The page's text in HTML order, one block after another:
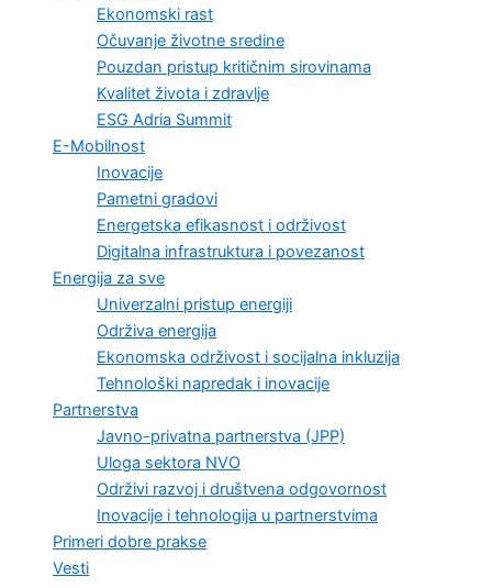
Ekonomski rast
Očuvanje životne sredine
Pouzdan pristup kritičnim sirovinama
Kvalitet života i zdravlje
ESG Adria Summit
E-Mobilnost
Inovacije
Pametni gradovi
Energetska efikasnost i održivost
Digitalna infrastruktura i povezanost
Energija za sve
Univerzalni pristup energiji
Održiva energija
Ekonomska održivost i socijalna inkluzija
Tehnološki napredak i inovacije
Partnerstva
Javno-privatna partnerstva (JPP)
Uloga sektora NVO
Održivi razvoj i društvena odgovornost
Inovacije i tehnologija u partnerstvima
Primeri dobre prakse
Vesti